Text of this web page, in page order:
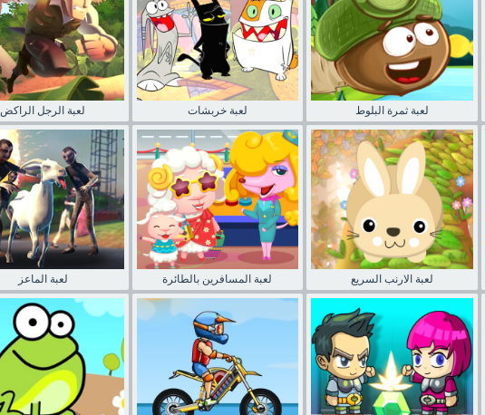
لعبة الرجل الراكض لعبة خربشات لعبة ثمرة البلوط
لعبة الماعز لعبة المسافرين بالطائرة لعبة الارنب السريع